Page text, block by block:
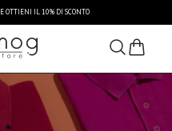
E OTTIENI IL 10% DI SCONTO